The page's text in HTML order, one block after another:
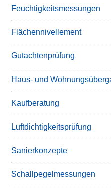
Feuchtigkeitsmessungen
Flächennivellement
Gutachtenprüfung
Haus- und
Kaufberatung
Luftdichtigkeitsprüfung
Sanierkonzepte
Schallpegelmessungen